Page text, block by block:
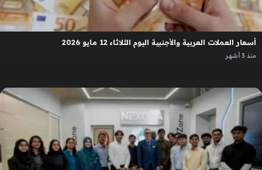
أسعار العملات العربية والأجنبية اليوم الثلاثاء 12 مايو 2026
منذ 3 أشهر